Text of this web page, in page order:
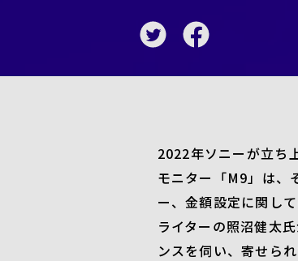
2022年ソニーが立ち
モニター「M9」は、
ー、金額設定に関し
ライターの照沼健太
ンスを伺い、寄せら